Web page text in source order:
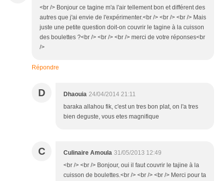
<br /> Bonjour ce tagine m'a l'air tellement bon et différent des
autres que j'ai envie de l'expérimenter.<br /> <br /> <br /> Mais
juste une petite question doit-on couvrir le tagine à la cuisson
des boulettes ?<br /> <br /> <br /> merci de votre réponses<br
/>
Répondre
D Dhaouia 24/04/2014 21:11
baraka allahou fik, c'est un tres bon plat, on l'a tres
bien deguste, vous etes magnifique
C Culinaire Amoula 31/05/2013 12:49
<br /> <br /> Bonjour, oui il faut couvrir le tajine à la
cuisson de boulettes.<br /> <br /> <br /> Merci pour ta